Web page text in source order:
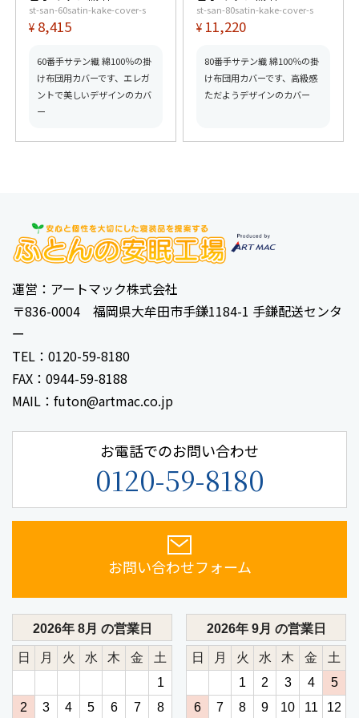
シングル
st-san-60satin-kake-cover-s
¥ 8,415
60番手サテン織 綿100％の掛
け布団用カバーです、エレガ
ントで美しいデザインのカバ
ー
シングル
st-san-80satin-kake-cover-s
¥ 11,220
80番手サテン織 綿100％の掛
け布団用カバーです、高級感
ただようデザインのカバー
運営：アートマック株式会社
〒836-0004 福岡県大牟田市手鎌1184-1 手鎌配送センタ
ー
TEL：0120-59-8180
FAX：0944-59-8188
MAIL：futon@artmac.co.jp
お電話でのお問い合わせ
0120-59-8180
お問い合わせフォーム